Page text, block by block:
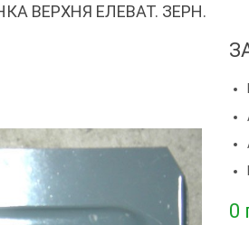
ВЕРХНЯ ЕЛЕВАТ. ЗЕРН.
0